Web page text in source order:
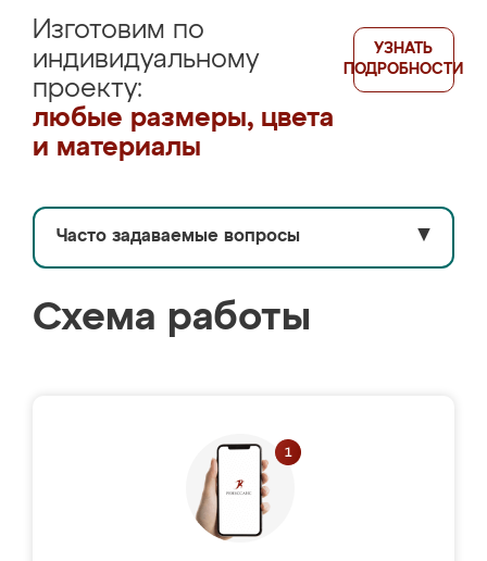
Изготовим по
индивидуальному
проекту:
любые размеры, цвета
и материалы
УЗНАТЬ
ПОДРОБНОСТИ
Часто задаваемые вопросы ▼
Схема работы